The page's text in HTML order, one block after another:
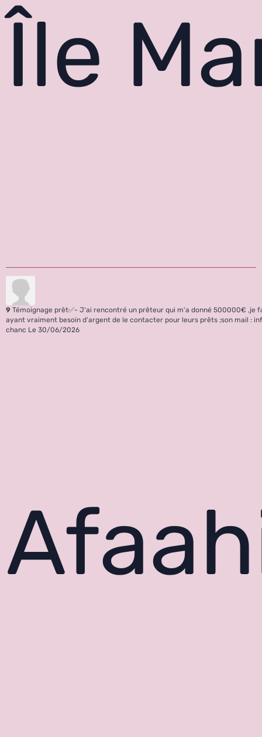
Île
9 Témoignage prêt✅- J'ai rencontré un prêteur qui m'a donné 500000€ ,je
ayant vraiment besoin d'argent de le contacter pour leurs prêts ;son mail :
chanc Le 30/06/2026